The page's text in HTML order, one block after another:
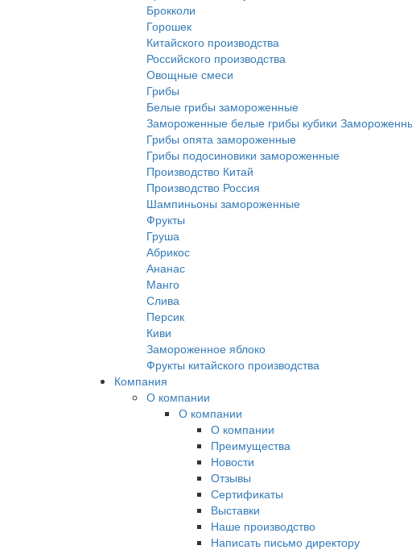
Брокколи
Горошек
Китайского производства
Российского производства
Овощные смеси
Грибы
Белые грибы замороженные
Замороженные белые грибы кубики
Грибы опята замороженные
Грибы подосиновики замороженные
Производство Китай
Производство Россия
Шампиньоны замороженные
Фрукты
Груша
Абрикос
Ананас
Манго
Слива
Персик
Киви
Замороженное яблоко
Фрукты китайского производства
Компания
О компании
О компании
О компании
Преимущества
Новости
Отзывы
Сертификаты
Выставки
Наше производство
Написать письмо директору